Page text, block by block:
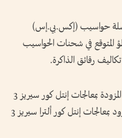
حواسيب (إكس.بي.إس)
المتوقع في شحنات الحواسيب
رقائق الذاكرة.
وأوضحت ديل أن نسخة (إكس.بي.إس 13) المزودة بمعالجات إنتل كور سيريز 3
ستتوفر قريبا، في حين يُتوقع طرح الطراز المزود بمعالجات إنتل كور ألترا سيريز 3